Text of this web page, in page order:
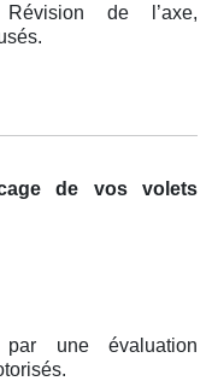
de l’axe,
de vos volets
par une évaluation